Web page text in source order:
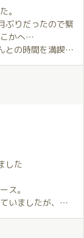
ごはんを食べて
なのかもしれま
た「膝枕での耳
第に意識がふわ
穂香さんならで
浴衣とドレス、
ひとときは、
心から思ってい
に新たな楽しみ
てくれて、これ
のに新たな楽し
て、その後は少
、今でもお伺い
れない本当に素
が出来て、とて
けるような気が
にお勧めしたい
。
ぶりだったので緊
こかへ…
との時間を満喫
、心も体も癒さ
いものであるこ
した。
した
ス。
いましたが、と
が出来ました。